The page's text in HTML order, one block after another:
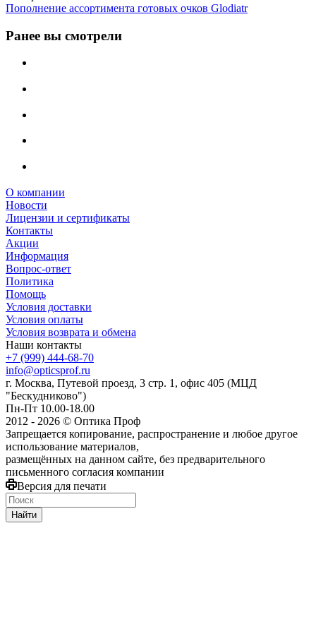
Пополнение ассортимента готовых очков Glodiatr
Ранее вы смотрели
О компании
Новости
Лицензии и сертификаты
Контакты
Акции
Информация
Вопрос-ответ
Политика
Помощь
Условия доставки
Условия оплаты
Условия возврата и обмена
Наши контакты
+7 (999) 444-68-70
info@opticsprof.ru
г. Москва, Путевой проезд, 3 стр. 1, офис 405 (МЦД
"Бескудниково")
Пн-Пт 10.00-18.00
2012 - 2026 © Оптика Проф
Запрещается копирование, распространение и любое другое
использование материалов,
размещённых на данном сайте, без предварительного
письменного согласия компании
Версия для печати
Найти